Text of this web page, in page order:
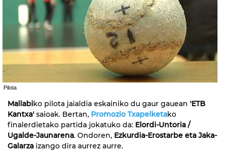
Pilota
Mallabiko pilota jaialdia eskainiko du gaur gauean 'ETB
Kantxa' saioak. Bertan, Promozio Txapelketako
finalerdietako partida jokatuko da: Elordi-Untoria /
Ugalde-Jaunarena. Ondoren, Ezkurdia-Erostarbe eta Jaka-
Galarza izango dira aurrez aurre.